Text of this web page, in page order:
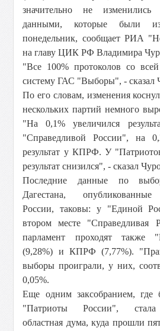
значительно не
данными, которые были
понедельник, сообщает РИА
на главу ЦИК РФ Владимира
"Все 100% протоколов со
систему ГАС "Выборы", - сказал
По его словам, изменения
нескольких партий немного
"На 0,1% увеличился
"Справедливой России", на
результат у КПРФ. У
результат снизился", - сказал
Последние данные по
Дагестана,
России, таковы: у "Единой
втором месте "Справедливая
парламент проходят также
(9,28%) и КПРФ (7,77%).
выборы проиграли, у них,
0,05%.
Еще одним заксобранием, где
"Патриоты России", стала
областная дума, куда прошли